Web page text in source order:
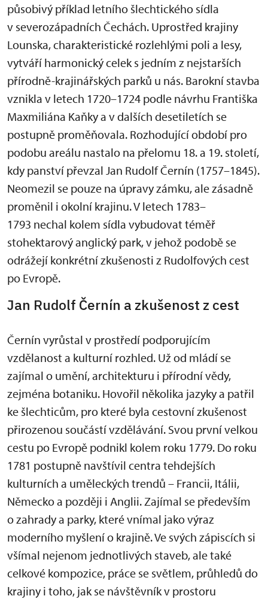
působivý příklad letního šlechtického sídla
v severozápadních Čechách. Uprostřed krajiny
Lounska, charakteristické rozlehlými poli a lesy,
vytváří harmonický celek s jedním z nejstarších
přírodně-krajinářských parků u nás. Barokní stavba
vznikla v letech 1720–1724 podle návrhu Františka
Maxmiliána Kaňky a v dalších desetiletích se
postupně proměňovala. Rozhodující období pro
podobu areálu nastalo na přelomu 18. a 19. století,
kdy panství převzal Jan Rudolf Černín (1757–1845).
Neomezil se pouze na úpravy zámku, ale zásadně
proměnil i okolní krajinu. V letech 1783–
1793 nechal kolem sídla vybudovat téměř
stohektarový anglický park, v jehož podobě se
odrážejí konkrétní zkušenosti z Rudolfových cest
po Evropě.
Jan Rudolf Černín a zkušenost z cest
Černín vyrůstal v prostředí podporujícím
vzdělanost a kulturní rozhled. Už od mládí se
zajímal o umění, architekturu i přírodní vědy,
zejména botaniku. Hovořil několika jazyky a patřil
ke šlechticům, pro které byla cestovní zkušenost
přirozenou součástí vzdělávání. Svou první velkou
cestu po Evropě podnikl kolem roku 1779. Do roku
1781 postupně navštívil centra tehdejších
kulturních a uměleckých trendů – Francii, Itálii,
Německo a později i Anglii. Zajímal se především
o zahrady a parky, které vnímal jako výraz
moderního myšlení o krajině. Ve svých zápiscích si
všímal nejenom jednotlivých staveb, ale také
celkové kompozice, práce se světlem, průhledů do
krajiny i toho, jak se návštěvník v prostoru